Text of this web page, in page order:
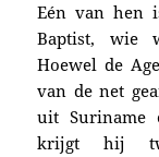
Eén van hen
Baptist, wie
Hoewel de
van de net
uit Suriname
krijgt hij